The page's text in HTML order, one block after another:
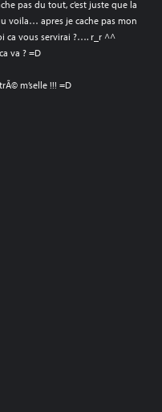
pas du tout, c’est juste que la
voila… apres je cache pas mon
ca vous servirai ?…. r_r ^^
va ? =D
m’selle !!! =D